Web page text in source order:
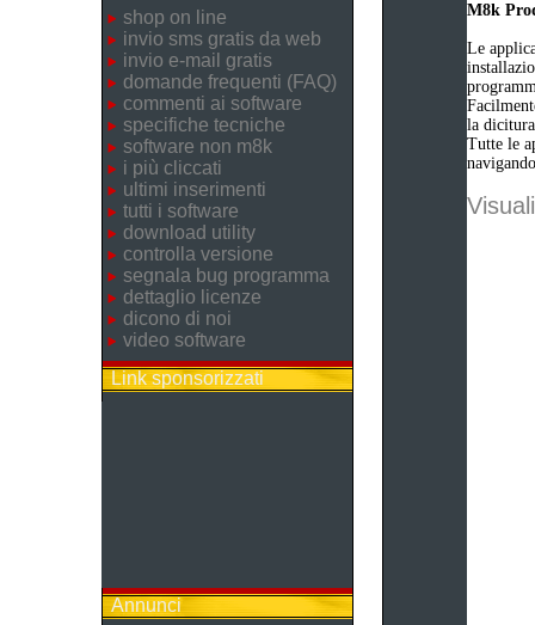
shop on line
invio sms gratis da web
invio e-mail gratis
domande frequenti (FAQ)
commenti ai software
specifiche tecniche
software non m8k
i più cliccati
ultimi inserimenti
tutti i software
download utility
controlla versione
segnala bug programma
dettaglio licenze
dicono di noi
video software
Link sponsorizzati
Annunci
M8k
Le
la
Tutte le